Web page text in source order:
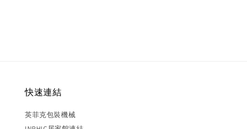
快速連結
英菲克包裝機械